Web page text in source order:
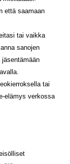
että saamaan
tai vaikka
sanojen
tai
elämys verkossa